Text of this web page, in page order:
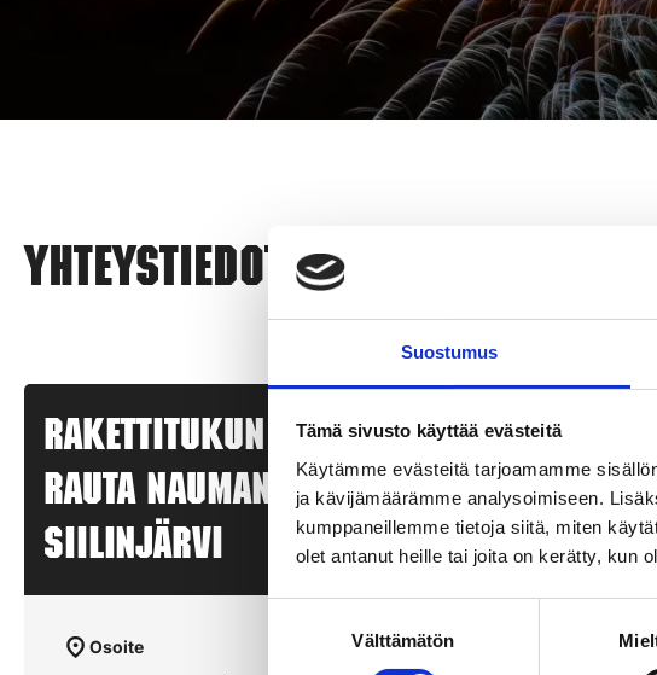
Suostumus
Tämä sivusto käyttää evästeitä
Käytämme evästeitä tarjoamamme
ja kävijämäärämme analysoimiseen.
kumppaneillemme tietoja siitä, miten
olet antanut heille tai joita on kerätty, kun
Välttämätön
Yhteystiedot
Rakettitukun myyntipiste – K-
RAUTA NAUMANEN SIILINJÄRVI –
SIILINJÄRVI
Osoite